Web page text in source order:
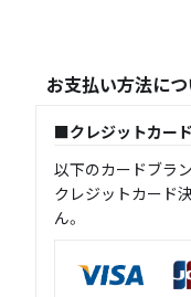
お支払い方法に
クレジットカード
以下のカードブラ
クレジットカード
ん。